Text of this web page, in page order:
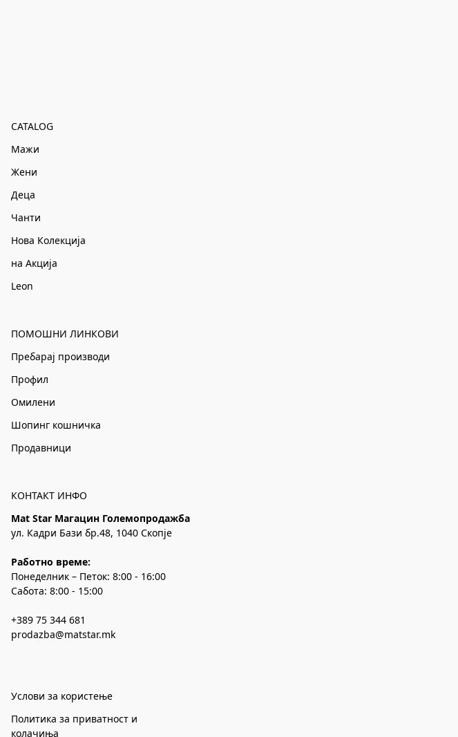
CATALOG
Мажи
Жени
Деца
Чанти
Нова Колекција
на Акција
Leon
ПОМОШНИ ЛИНКОВИ
Пребарај производи
Профил
Омилени
Шопинг кошничка
Продавници
КОНТАКТ ИНФО
Mat Star Магацин Големопродажба
ул. Кадри Бази бр.48, 1040 Скопје
Работно време:
Понеделник – Петок: 8:00 - 16:00
Сабота: 8:00 - 15:00
+389 75 344 681
prodazba@matstar.mk
Услови за користење
Политика за приватност и
колачиња